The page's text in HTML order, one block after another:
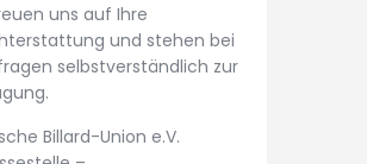
uns auf Ihre
und stehen bei
selbstverständlich zur
Billard-Union e.V.